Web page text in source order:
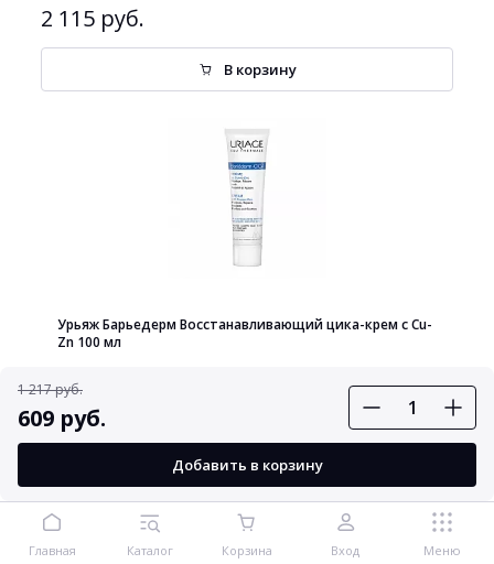
1 217 руб.
609 руб.
Добавить в корзину
2 115 руб.
В корзину
Урьяж Барьедерм Восстанавливающий цика-крем с Cu-
Zn 100 мл
В корзину
хит
Главная Каталог Корзина Вход Меню